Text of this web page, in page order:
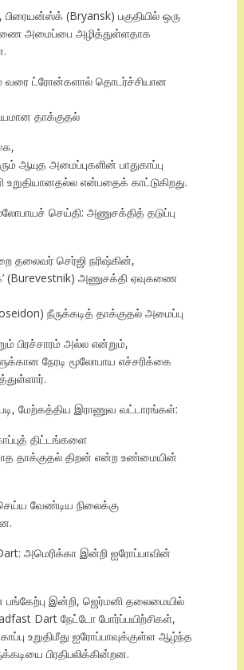
(Bryansk) பகுதியில் ஒரு
அமைப்பை அழித்துள்ளதாக
வரை ட்ரோன்களால் தொடர்ச்சியான
தாக்குதல்
ஆயுத அமைப்புகளின் பாதுகாப்பு
என்பதைக் காட்டுகிறது.
செய்தி: அணுசக்தித் தடுப்பு
தலைவர் செர்ஜி நரிஷ்கின்,
(Burevestnik) அணுசக்தி ஏவுகணை
நீருக்கடித் தாக்குதல் அமைப்பு
பிரச்சாரம் அல்ல என்றும்,
நேரடி மூலோபாய எச்சரிக்கை
மேற்கத்திய இராணுவ வட்டாரங்கள்:
திட்டங்களை
தாக்குதல் திறன் என்ற உண்மையின்
வேண்டிய நிலைக்கு
அமெரிக்கா இன்றி ஐரோப்பாவின்
பங்கேற்பு இன்றி, ஜெர்மனி தலைமையில்
Dart நேட்டோ போர்ப்பயிற்சிகள்,
உறுதிமீது ஐரோப்பாவுக்குள்ள ஆழ்ந்த
பிரதிபலிக்கின்றன.